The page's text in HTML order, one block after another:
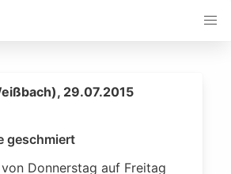
29.07.2015
geschmiert
Donnerstag auf Freitag